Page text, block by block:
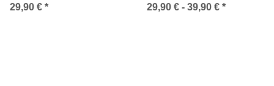
29,90 € * 29,90 € - 39,90 € *